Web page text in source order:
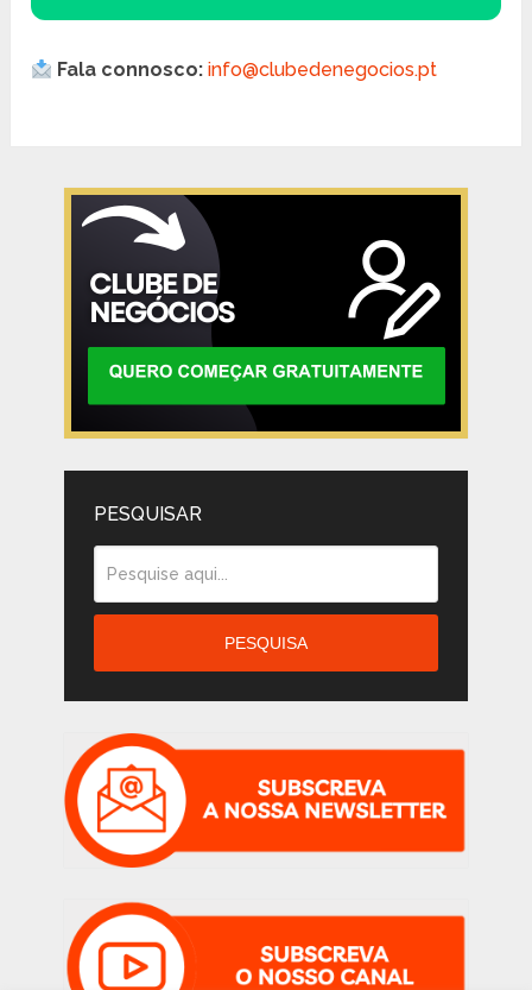
Fala connosco: info@clubedenegocios.pt
PESQUISAR
PESQUISA